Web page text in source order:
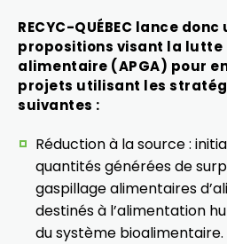
RECYC-QUÉBEC lance
propositions visant la
alimentaire (APGA) pour
projets utilisant les
suivantes :
Réduction à la source :
quantités générées de
gaspillage alimentaires
destinés à l’alimentation
du système bioalimentaire.